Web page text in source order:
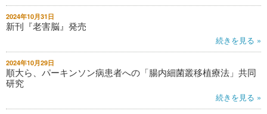
2024年10月31日
新刊『老害脳』発売
続きを見る »
2024年10月29日
順大ら、パーキンソン病患者への「腸内細菌叢移植療法」共同
研究
続きを見る »